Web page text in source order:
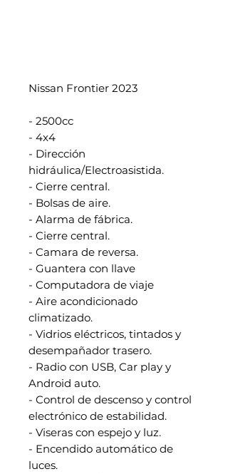
Nissan Frontier 2023
- 2500cc
- 4x4
- Dirección
hidráulica/Electroasistida.
- Cierre central.
- Bolsas de aire.
- Alarma de fábrica.
- Cierre central.
- Camara de reversa.
- Guantera con llave
- Computadora de viaje
- Aire acondicionado
climatizado.
- Vidrios eléctricos, tintados y
desempañador trasero.
- Radio con USB, Car play y
Android auto.
- Control de descenso y control
electrónico de estabilidad.
- Viseras con espejo y luz.
- Encendido automático de
luces.